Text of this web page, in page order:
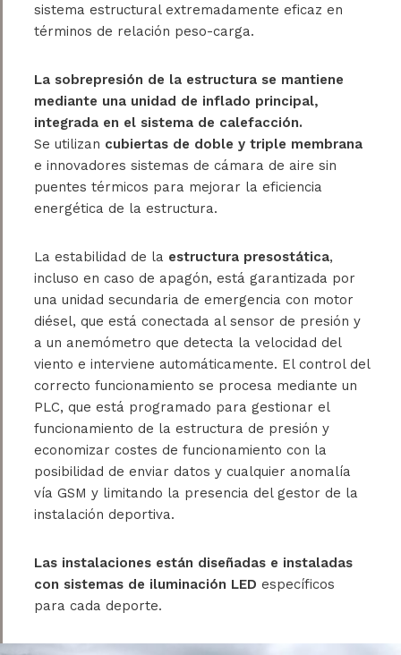
sistema estructural extremadamente eficaz en
términos de relación peso-carga.
La sobrepresión de la estructura se mantiene
mediante una unidad de inflado principal,
integrada en el sistema de calefacción.
Se utilizan cubiertas de doble y triple membrana
e innovadores sistemas de cámara de aire sin
puentes térmicos para mejorar la eficiencia
energética de la estructura.
La estabilidad de la estructura presostática,
incluso en caso de apagón, está garantizada por
una unidad secundaria de emergencia con motor
diésel, que está conectada al sensor de presión y
a un anemómetro que detecta la velocidad del
viento e interviene automáticamente. El control del
correcto funcionamiento se procesa mediante un
PLC, que está programado para gestionar el
funcionamiento de la estructura de presión y
economizar costes de funcionamiento con la
posibilidad de enviar datos y cualquier anomalía
vía GSM y limitando la presencia del gestor de la
instalación deportiva.
Las instalaciones están diseñadas e instaladas
con sistemas de iluminación LED específicos
para cada deporte.